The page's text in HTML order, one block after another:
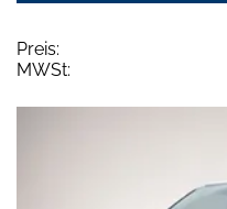
Preis:
MWSt: